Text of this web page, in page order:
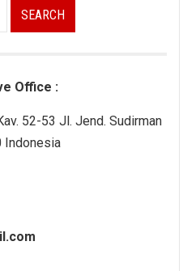
Office :
52-53 Jl. Jend. Sudirman
Indonesia